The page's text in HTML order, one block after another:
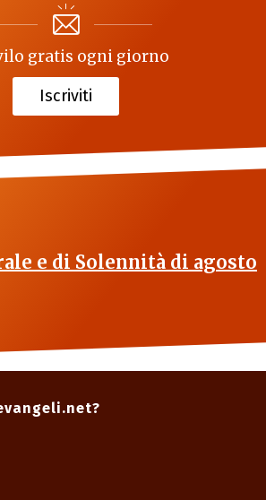
gratis ogni giorno
Iscriviti
e di Solennità di agosto